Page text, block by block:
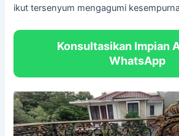
ikut tersenyum mengagumi
Konsultasikan Impian
WhatsApp